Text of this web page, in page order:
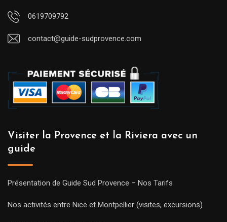
0619709792
contact@guide-sudprovence.com
Visiter la Provence et la Riviera avec un
guide
Présentation de Guide Sud Provence – Nos Tarifs
Nos activités entre Nice et Montpellier (visites, excursions)